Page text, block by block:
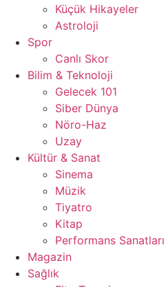
Küçük Hikayeler
Astroloji
Spor
Canlı Skor
Bilim & Teknoloji
Gelecek 101
Siber Dünya
Nöro-Haz
Uzay
Kültür & Sanat
Sinema
Müzik
Tiyatro
Kitap
Performans Sanatları
Magazin
Sağlık